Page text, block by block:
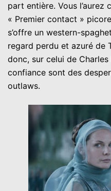
part entière. Vous l’aurez
« Premier contact »
s’offre un western-
regard perdu et azuré de
donc, sur celui de
confiance sont des
outlaws.